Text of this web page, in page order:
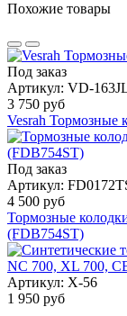
Похожие товары
Под заказ
Артикул: VD-
3 750 руб
Vesrah Тормозные
Под заказ
Артикул:
4 500 руб
Тормозные
(FDB754ST)
Артикул: X-56
1 950 руб